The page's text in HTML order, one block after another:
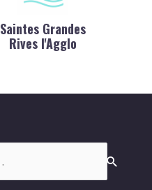
Saintes Grandes
Rives l'Agglo